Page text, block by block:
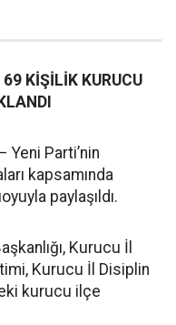
69 KİŞİLİK KURUCU
Yeni Parti’nin
kapsamında
paylaşıldı.
Kurucu İl
Kurucu İl Disiplin
kurucu ilçe